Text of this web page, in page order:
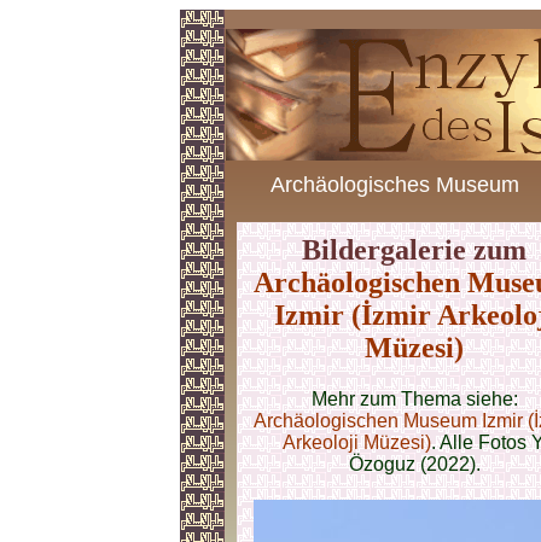
Archäologisches Museum
Bildergalerie zum
Archäologischen
Izmir (İzmir
Müzesi)
Mehr zum Thema siehe:
Archäologischen Museum Izmir
Arkeoloji Müzesi). Alle Fotos
Özoguz (2022).